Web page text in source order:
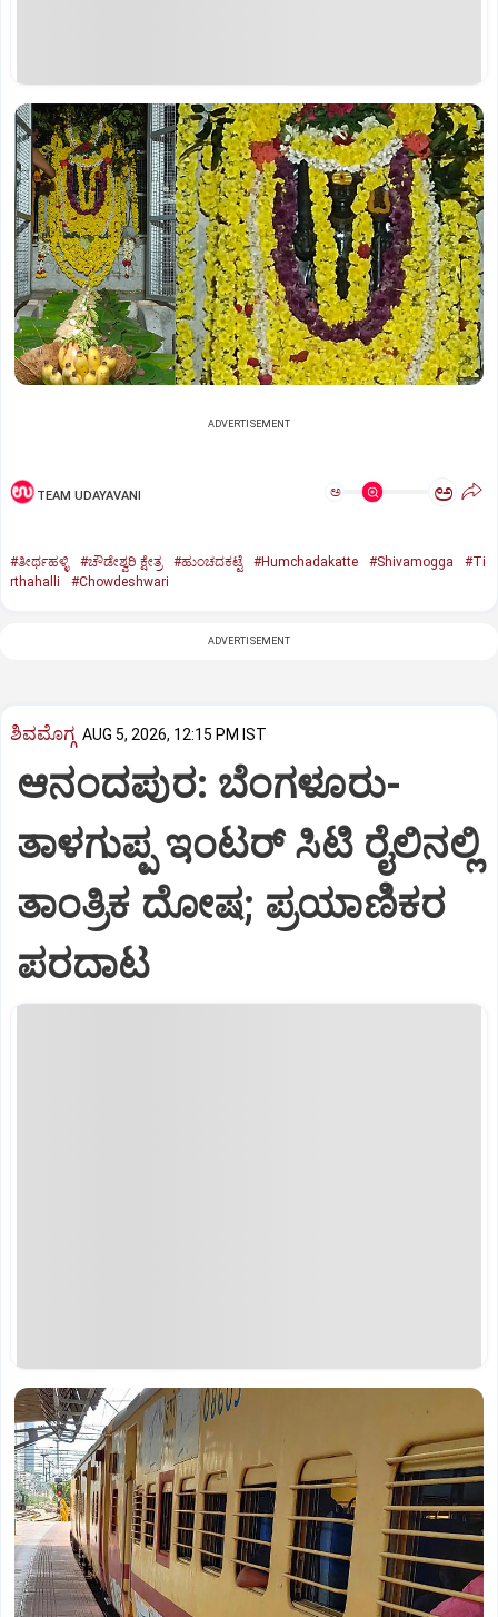
ADVERTISEMENT
TEAM UDAYAVANI ಅ ಅ
#ತೀರ್ಥಹಳ್ಳಿ #ಚೌಡೇಶ್ವರಿ ಕ್ಷೇತ್ರ #ಹುಂಚದಕಟ್ಟೆ #Humchadakatte #Shivamogga
#Ti
rthahalli
#Chowdeshwari
ADVERTISEMENT
ಶಿವಮೊಗ್ಗ AUG 5, 2026, 12:15 PM IST
ಆನಂದಪುರ: ಬೆಂಗಳೂರು-
ತಾಳಗುಪ್ಪ ಇಂಟರ್ ಸಿಟಿ ರೈಲಿನಲ್ಲಿ
ತಾಂತ್ರಿಕ ದೋಷ; ಪ್ರಯಾಣಿಕರ
ಪರದಾಟ